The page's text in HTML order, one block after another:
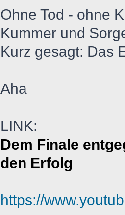
Ohne Tod - ohne
Kummer und
Kurz gesagt: Das
Aha
LINK:
Dem Finale
den Erfolg
https://